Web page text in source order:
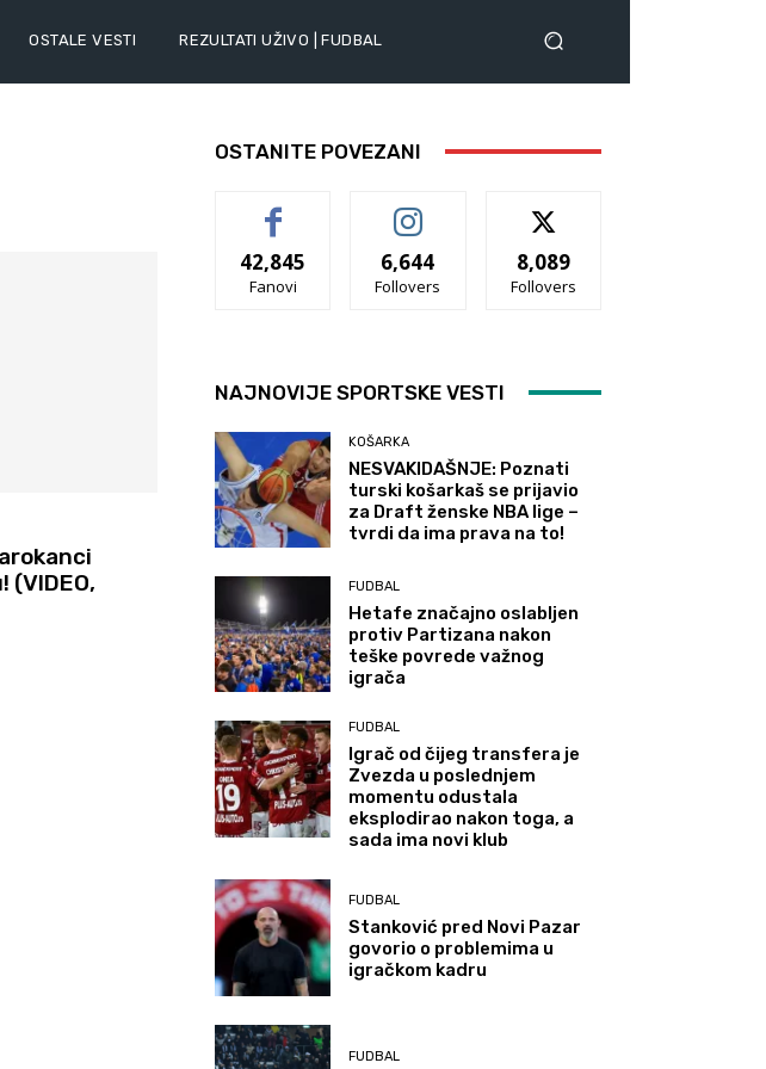
OSTALE VESTI REZULTATI UŽIVO | FUDBAL
(VIDEO,
OSTANITE POVEZANI
42,845
Fanovi
6,644
Follovers
8,089
Follovers
NAJNOVIJE SPORTSKE VESTI
KOŠARKA
NESVAKIDAŠNJE: Poznati
turski košarkaš se prijavio
za Draft ženske NBA lige –
tvrdi da ima prava na to!
FUDBAL
Hetafe značajno oslabljen
protiv Partizana nakon
teške povrede važnog
igrača
FUDBAL
Igrač od čijeg transfera je
Zvezda u poslednjem
momentu odustala
eksplodirao nakon toga, a
sada ima novi klub
FUDBAL
Stanković pred Novi Pazar
govorio o problemima u
igračkom kadru
FUDBAL